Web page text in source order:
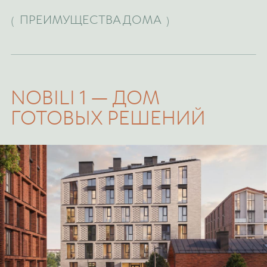
( ПРЕИМУЩЕСТВА ДОМА )
NOBILI 1 — ДОМ
ГОТОВЫХ РЕШЕНИЙ